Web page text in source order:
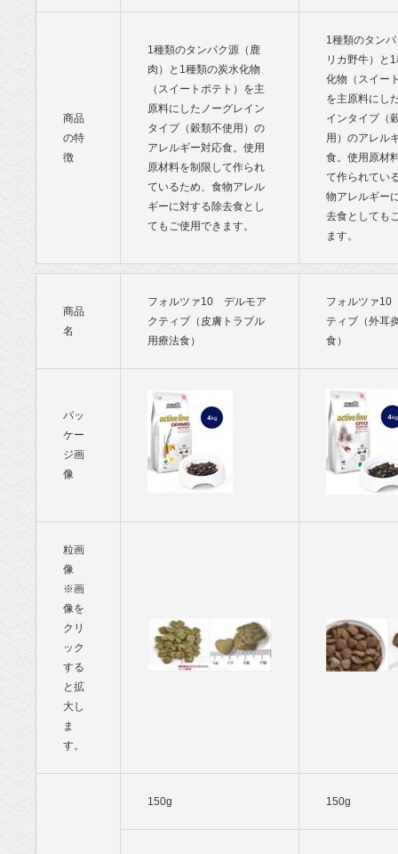
商品
の特
徴
1種類のタンパク源（鹿
肉）と1種類の炭水化物
（スイートポテト）を主
原料にしたノーグレイン
タイプ（穀類不使用）の
アレルギー対応食。使用
原材料を制限して作られ
ているため、食物アレル
ギーに対する除去食とし
てもご使用できます。
1種類のタン
リカ野牛）と
化物（スイー
を主原料にし
インタイプ（
用）のアレル
食。使用原材
て作られてい
物アレルギー
去食としても
ます。
商品
名
フォルツァ10 デルモア
クティブ（皮膚トラブル
用療法食）
フォルツァ
ティブ（外耳
食）
パッ
ケー
ジ画
像
粒画
像
※画
像を
クリ
ック
する
と拡
大し
ま
す。
150g 150g